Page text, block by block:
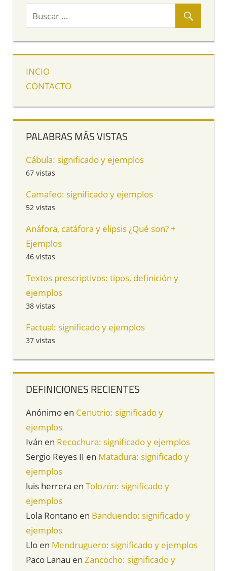
INCIO
CONTACTO
PALABRAS MÁS VISTAS
Cábula: significado y ejemplos
67 vistas
Camafeo: significado y ejemplos
52 vistas
Anáfora, catáfora y elipsis ¿Qué son? +
Ejemplos
46 vistas
Textos prescriptivos: tipos, definición y
ejemplos
38 vistas
Factual: significado y ejemplos
37 vistas
DEFINICIONES RECIENTES
Anónimo en Cenutrio: significado y
ejemplos
Iván en Recochura: significado y ejemplos
Sergio Reyes II en Matadura: significado y
ejemplos
luis herrera en Tolozón: significado y
ejemplos
Lola Rontano en Banduendo: significado y
ejemplos
Llo en Mendruguero: significado y ejemplos
Paco Lanau en Zancocho: significado y